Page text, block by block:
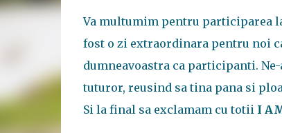
Va multumim pentru participarea
fost o zi extraordinara pentru noi
dumneavoastra ca participanti.
tuturor, reusind sa tina pana si
Si la final sa exclamam cu totii I